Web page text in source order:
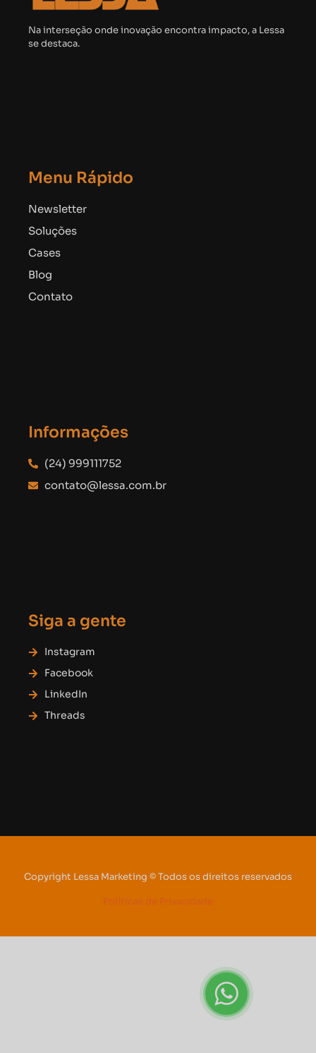
Na interseção onde inovação encontra impacto, a Lessa
se destaca.
Menu Rápido
Newsletter
Soluções
Cases
Blog
Contato
Informações
(24) 999111752
contato@lessa.com.br
Siga a gente
Instagram
Facebook
LinkedIn
Threads
Copyright Lessa Marketing © Todos os direitos reservados
Políticas de Privacidade